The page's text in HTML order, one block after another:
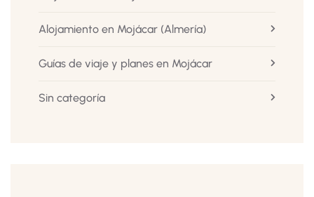
Alojamiento en Mojácar (Almería)
Guías de viaje y planes en Mojácar
Sin categoría